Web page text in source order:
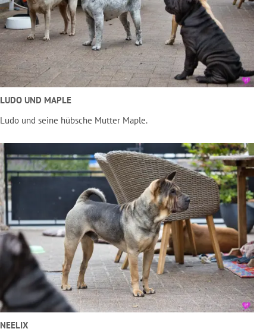
LUDO UND MAPLE
Ludo und seine hübsche Mutter Maple.
NEELIX